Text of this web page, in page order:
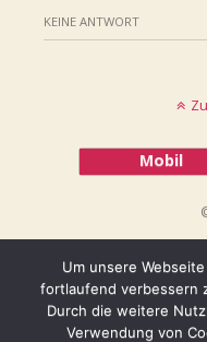
KEINE ANTWORT
Mobil
Um unsere
fortlaufend verbessern
Durch die weitere
Verwendung von